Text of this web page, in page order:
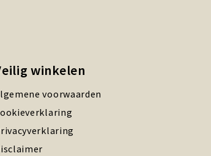
winkelen
voorwaarden